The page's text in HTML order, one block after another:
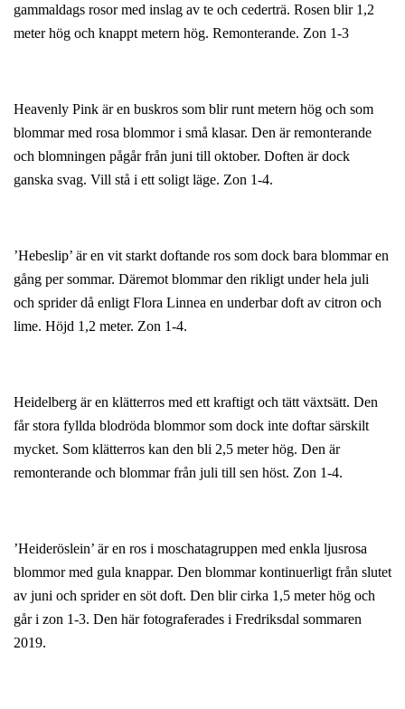
gammaldags rosor med inslag av te och cederträ. Rosen blir 1,2
meter hög och knappt metern hög. Remonterande. Zon 1-3
Heavenly Pink är en buskros som blir runt metern hög och som
blommar med rosa blommor i små klasar. Den är remonterande
och blomningen pågår från juni till oktober. Doften är dock
ganska svag. Vill stå i ett soligt läge. Zon 1-4.
’Hebeslip’ är en vit starkt doftande ros som dock bara blommar en
gång per sommar. Däremot blommar den rikligt under hela juli
och sprider då enligt Flora Linnea en underbar doft av citron och
lime. Höjd 1,2 meter. Zon 1-4.
Heidelberg är en klätterros med ett kraftigt och tätt växtsätt. Den
får stora fyllda blodröda blommor som dock inte doftar särskilt
mycket. Som klätterros kan den bli 2,5 meter hög. Den är
remonterande och blommar från juli till sen höst. Zon 1-4.
’Heideröslein’ är en ros i moschatagruppen med enkla ljusrosa
blommor med gula knappar. Den blommar kontinuerligt från slutet
av juni och sprider en söt doft. Den blir cirka 1,5 meter hög och
går i zon 1-3. Den här fotograferades i Fredriksdal sommaren
2019.